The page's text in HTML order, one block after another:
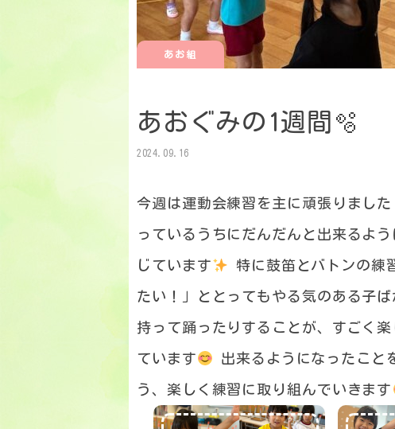
あお組
あおぐみの1週間🫧
2024.09.16
今週は運動会練習を主に頑張りまし
っているうちにだんだんと出来るよ
じています 特に鼓笛とバトンの練
たい！」ととってもやる気のある子ば
持って踊ったりすることが、すごく
ています 出来るようになったこと
う、楽しく練習に取り組んでいきます